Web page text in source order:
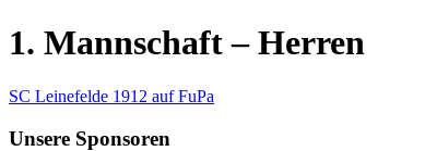
1. Mannschaft – Herren
SC Leinefelde 1912 auf FuPa
Unsere Sponsoren